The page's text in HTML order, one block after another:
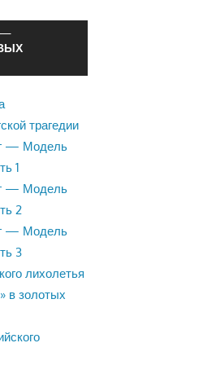
—
трагедии
— Модель
1
— Модель
2
— Модель
3
лихолетья
в золотых